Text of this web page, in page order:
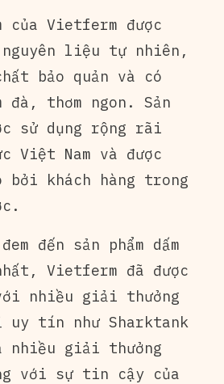
của Vietferm được
liệu tự nhiên,
bảo quản và có
đà, thơm ngon. Sản
sử dụng rộng rãi
Việt Nam và được
bởi khách hàng trong
đến sản phẩm dấm
Vietferm đã được
nhiều giải thưởng
uy tín như Sharktank
nhiều giải thưởng
với sự tin cậy của